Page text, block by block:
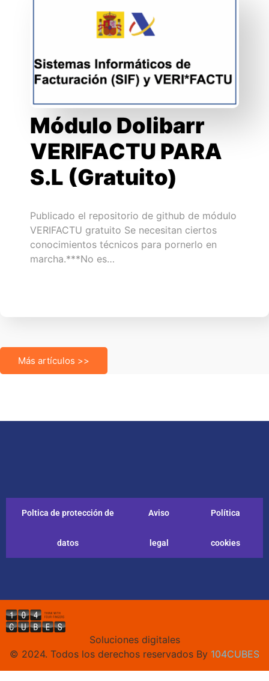
Módulo Dolibarr
VERIFACTU PARA
S.L (Gratuito)
Publicado el repositorio de github de módulo
VERIFACTU gratuito Se necesitan ciertos
conocimientos técnicos para pornerlo en
marcha.***No es…
Más artículos >>
Poltica de protección de
datos
Aviso
legal
Política
cookies
Soluciones digitales
© 2024. Todos los derechos reservados By 104CUBES